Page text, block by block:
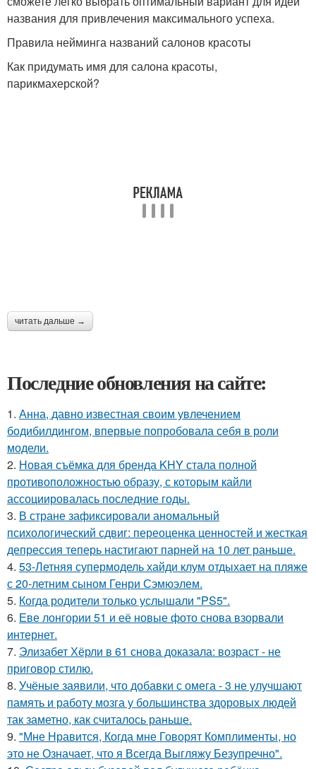
названия для привлечения максимального успеха.
Правила нейминга названий салонов красоты
Как придумать имя для салона красоты,
парикмахерской?
читать дальше →
Последние обновления на сайте:
1. Анна, давно известная своим увлечением
бодибилдингом, впервые попробовала себя в роли
модели.
2. Новая съёмка для бренда KHY стала полной
противоположностью образу, с которым кайли
ассоциировалась последние годы.
3. В стране зафиксировали аномальный
психологический сдвиг: переоценка ценностей и жесткая
депрессия теперь настигают парней на 10 лет раньше.
4. 53-Летняя супермодель хайди клум отдыхает на пляже
с 20-летним сыном Генри Сэмюэлем.
5. Когда родители только услышали "PS5".
6. Еве лонгории 51 и её новые фото снова взорвали
интернет.
7. Элизабет Хёрли в 61 снова доказала: возраст - не
приговор стилю.
8. Учёные заявили, что добавки с омега - 3 не улучшают
память и работу мозга у большинства здоровых людей
так заметно, как считалось раньше.
9. "Мне Нравится, Когда мне Говорят Комплименты, но
это не Означает, что я Всегда Выгляжу Безупречно".